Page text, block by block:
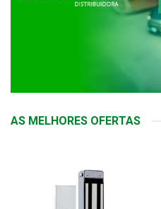
AS MELHORES OFERTAS